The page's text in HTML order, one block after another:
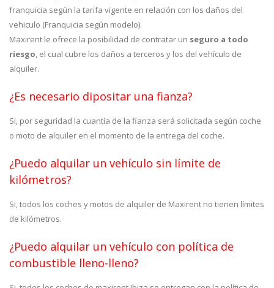
franquicia según la tarifa vigente en relación con los daños del
vehiculo (Franquicia según modelo).
Maxirent le ofrece la posibilidad de contratar un seguro a todo
riesgo, el cual cubre los daños a terceros y los del vehículo de
alquiler.
¿Es necesario dipositar una fianza?
Si, por seguridad la cuantía de la fianza será solicitada según coche
o moto de alquiler en el momento de la entrega del coche.
¿Puedo alquilar un vehículo sin límite de
kilómetros?
Si, todos los coches y motos de alquiler de Maxirent no tienen límites
de kilómetros.
¿Puedo alquilar un vehículo con política de
combustible lleno-lleno?